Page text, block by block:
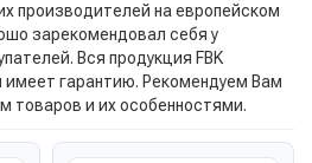
производителей на европейском
зарекомендовал себя у
Вся продукция FBK
имеет гарантию. Рекомендуем Вам
товаров и их особенностями.